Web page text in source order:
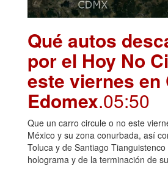
Qué autos
por el Hoy No
este viernes en
Edomex.05:50
Que un carro circule o no este
México y su zona conurbada, así
Toluca y de Santiago
holograma y de la terminación de